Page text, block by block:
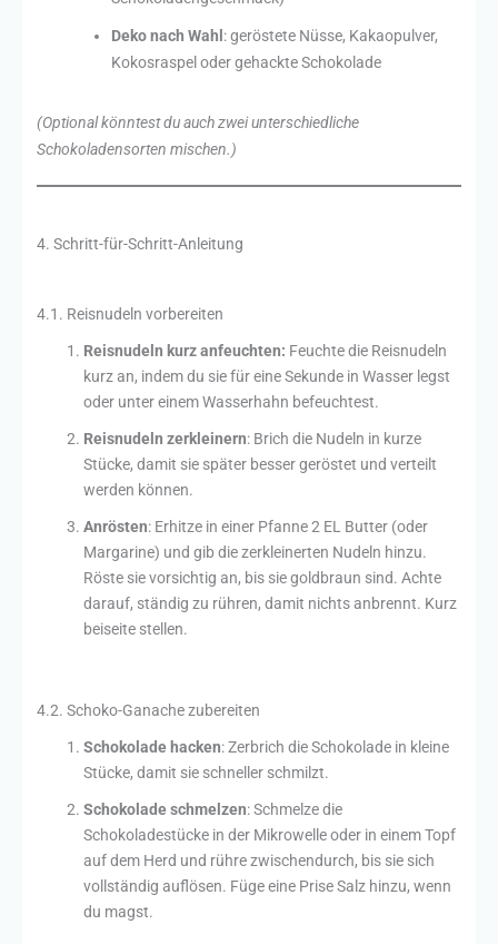
Deko nach Wahl : geröstete Nüsse, Kakaopulver,
Kokosraspel oder gehackte Schokolade
(Optional könntest du auch zwei unterschiedliche
Schokoladensorten mischen.)
4. Schritt-für-Schritt-Anleitung
4.1. Reisnudeln vorbereiten
Reisnudeln kurz anfeuchten: Feuchte die Reisnudeln
kurz an, indem du sie für eine Sekunde in Wasser legst
oder unter einem Wasserhahn befeuchtest.
Reisnudeln zerkleinern: Brich die Nudeln in kurze
Stücke, damit sie später besser geröstet und verteilt
werden können.
Anrösten: Erhitze in einer Pfanne 2 EL Butter (oder
Margarine) und gib die zerkleinerten Nudeln hinzu.
Röste sie vorsichtig an, bis sie goldbraun sind. Achte
darauf, ständig zu rühren, damit nichts anbrennt. Kurz
beiseite stellen.
4.2. Schoko-Ganache zubereiten
Schokolade hacken: Zerbrich die Schokolade in kleine
Stücke, damit sie schneller schmilzt.
Schokolade schmelzen: Schmelze die
Schokoladestücke in der Mikrowelle oder in einem Topf
auf dem Herd und rühre zwischendurch, bis sie sich
vollständig auflösen. Füge eine Prise Salz hinzu, wenn
du magst.